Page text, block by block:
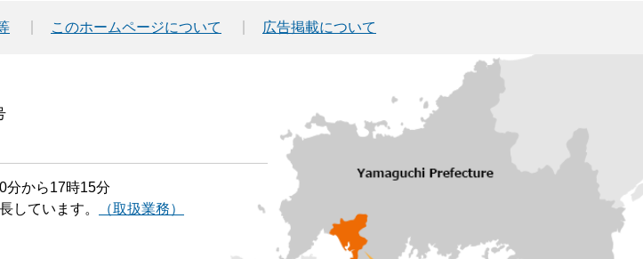
このホームページについて 広告掲載について
分から17時15分
しています。
（取扱業務）